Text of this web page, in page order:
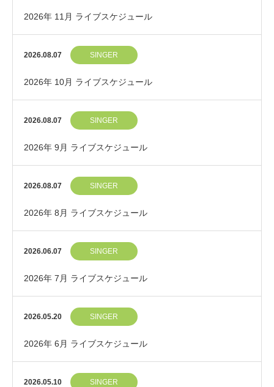
2026年 11月 ライブスケジュール
2026.08.07 SINGER
2026年 10月 ライブスケジュール
2026.08.07 SINGER
2026年 9月 ライブスケジュール
2026.08.07 SINGER
2026年 8月 ライブスケジュール
2026.06.07 SINGER
2026年 7月 ライブスケジュール
2026.05.20 SINGER
2026年 6月 ライブスケジュール
2026.05.10 SINGER